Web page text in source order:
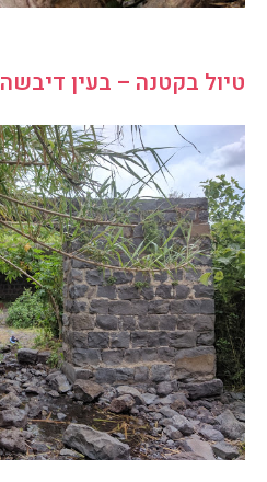
טיול בקטנה – בעין דיבשה